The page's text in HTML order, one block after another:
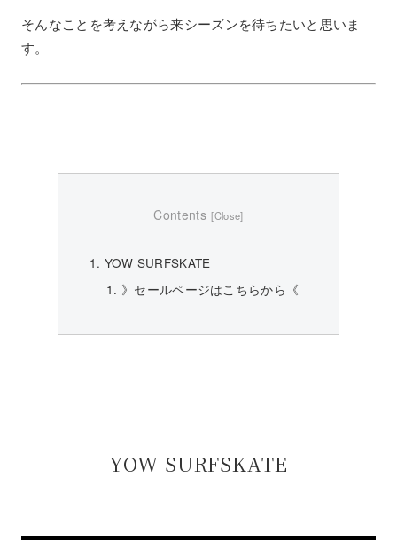
そんなことを考えながら来シーズンを待ちたいと思いま
す。
Contents
YOW SURFSKATE
》セールページはこちらから《
YOW SURFSKATE